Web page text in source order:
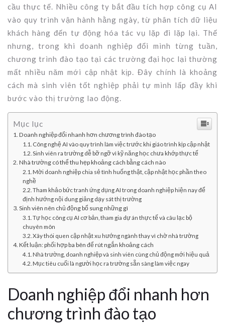
cầu thực tế. Nhiều công ty bắt đầu tích hợp công cụ AI
vào quy trình vận hành hằng ngày, từ phân tích dữ liệu
khách hàng đến tự động hóa tác vụ lặp đi lặp lại. Thế
nhưng, trong khi doanh nghiệp đổi mình từng tuần,
chương trình đào tạo tại các trường đại học lại thường
mất nhiều năm mới cập nhật kịp. Đây chính là khoảng
cách mà sinh viên tốt nghiệp phải tự mình lấp đầy khi
bước vào thị trường lao động.
Mục lục
Doanh nghiệp đổi nhanh hơn chương trình đào tạo
Công nghệ AI vào quy trình làm việc trước khi giáo trình kịp cập nhật
Sinh viên ra trường dễ bỡ ngỡ vì kỹ năng học chưa khớp thực tế
Nhà trường có thể thu hẹp khoảng cách bằng cách nào
Mời doanh nghiệp chia sẻ tình huống thật, cập nhật học phần theo
nghề
Tham khảo bức tranh ứng dụng AI trong doanh nghiệp hiện nay để
định hướng nội dung giảng dạy sát thị trường
Sinh viên nên chủ động bổ sung những gì
Tự học công cụ AI cơ bản, tham gia dự án thực tế và câu lạc bộ
chuyên môn
Xây thói quen cập nhật xu hướng ngành thay vì chờ nhà trường
Kết luận: phối hợp ba bên để rút ngắn khoảng cách
Nhà trường, doanh nghiệp và sinh viên cùng chủ động mới hiệu quả
Mục tiêu cuối là người học ra trường sẵn sàng làm việc ngay
Doanh nghiệp đổi nhanh hơn
chương trình đào tạo